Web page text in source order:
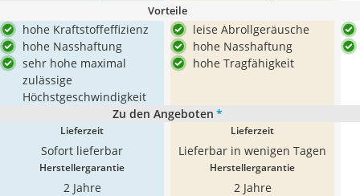
Vorteile
hohe Kraftstoffeffizienz
hohe Nasshaftung
sehr hohe maximal
zulässige
Höchstgeschwindigkeit
leise Abrollgeräusche
hohe Nasshaftung
hohe Tragfähigkeit
Zu den Angeboten *
Lieferzeit
Sofort lieferbar
Lieferzeit
Lieferbar in wenigen Tagen
Herstellergarantie
2 Jahre
Herstellergarantie
2 Jahre